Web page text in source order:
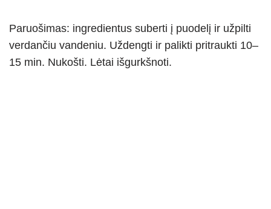
Paruošimas: ingredientus suberti į puodelį ir užpilti
verdančiu vandeniu. Uždengti ir palikti pritraukti 10–
15 min. Nukošti. Lėtai išgurkšnoti.